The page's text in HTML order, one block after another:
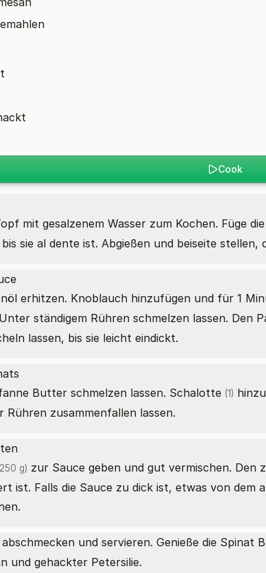
Cook
mit gesalzenem Wasser zum Kochen. Füge die
sie al dente ist. Abgießen und beiseite stellen,
erhitzen. Knoblauch hinzufügen und für 1
ständigem Rühren schmelzen lassen. Den
lassen, bis sie leicht eindickt.
Butter schmelzen lassen. Schalotte (1)
Rühren zusammenfallen lassen.
g) zur Sauce geben und gut vermischen.
ist. Falls die Sauce zu dick ist, etwas von
und servieren. Genieße die Spinat
und gehackter Petersilie.